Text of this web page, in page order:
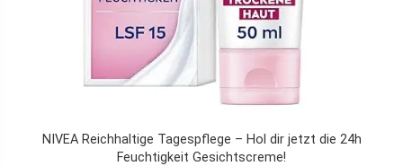
NIVEA Reichhaltige Tagespflege – Hol dir jetzt die 24h
Feuchtigkeit Gesichtscreme!